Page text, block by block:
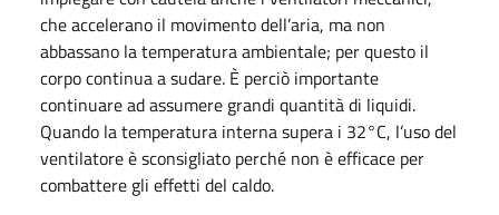
che accelerano il movimento dell’aria, ma non
abbassano la temperatura ambientale; per questo il
corpo continua a sudare. È perciò importante
continuare ad assumere grandi quantità di liquidi.
Quando la temperatura interna supera i 32°C, l’uso del
ventilatore è sconsigliato perché non è efficace per
combattere gli effetti del caldo.